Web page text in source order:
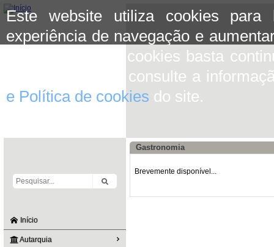
Este website utiliza cookies para
experiência de navegação e
aceitar o uso de cookies basta
mais informação consulte a
e Política de cookies do site.
Início
Autarquia
Gastronomia
Brevemente disponível...